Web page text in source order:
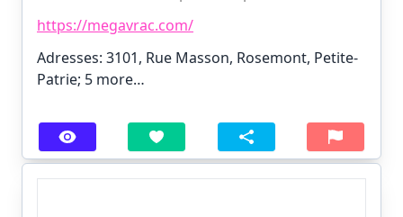
https://megavrac.com/
Adresses: 3101, Rue Masson, Rosemont, Petite-
Patrie; 5 more…